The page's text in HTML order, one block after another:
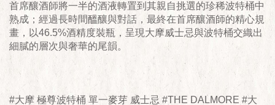
首席釀酒師將一半的酒液轉置到其親自挑選的珍稀波特桶中
熟成；經過長時間醞釀與對話，最終在首席釀酒師的精心規
畫，以46.5%酒精度裝瓶，呈現大摩威士忌與波特桶交織出
細膩的層次與奢華的尾韻。
#大摩 極尊波特桶 單一麥芽 威士忌 #THE DALMORE #大